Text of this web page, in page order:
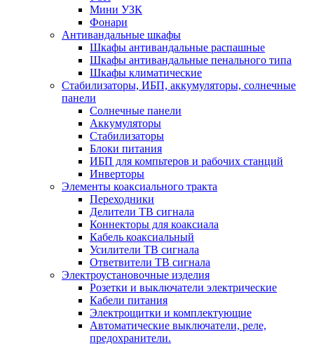
Мини УЗК
Фонари
Антивандальные шкафы
Шкафы антивандальные распашные
Шкафы антивандальные пенального типа
Шкафы климатические
Стабилизаторы, ИБП, аккумуляторы, солнечные
панели
Солнечные панели
Аккумуляторы
Стабилизаторы
Блоки питания
ИБП для компьтеров и рабочих станций
Инверторы
Элементы коаксиального тракта
Переходники
Делители ТВ сигнала
Коннекторы для коаксиала
Кабель коаксиальный
Усилители ТВ сигнала
Ответвители ТВ сигнала
Электроустановочные изделия
Розетки и выключатели электрические
Кабели питания
Электрощитки и комплектующие
Автоматические выключатели, реле,
предохранители.